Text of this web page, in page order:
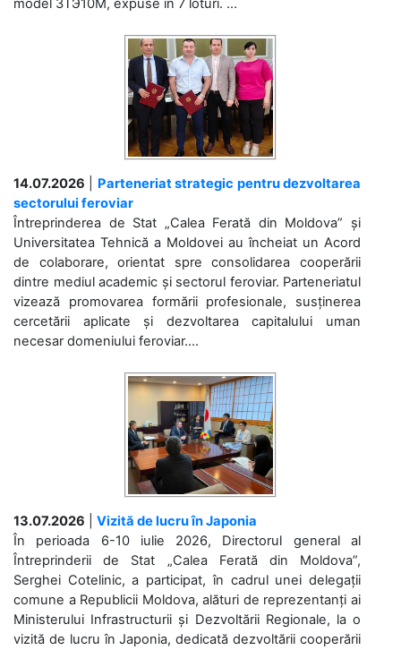
model 3ТЭ10М, expuse în 7 loturi. ...
14.07.2026
Parteneriat strategic pentru dezvoltarea
sectorului feroviar
Întreprinderea de Stat „Calea Ferată din Moldova” și
Universitatea Tehnică a Moldovei au încheiat un Acord
de colaborare, orientat spre consolidarea cooperării
dintre mediul academic și sectorul feroviar. Parteneriatul
vizează promovarea formării profesionale, susținerea
cercetării aplicate și dezvoltarea capitalului uman
necesar domeniului feroviar....
13.07.2026
Vizită de lucru în Japonia
În perioada 6-10 iulie 2026, Directorul general al
Întreprinderii de Stat „Calea Ferată din Moldova”,
Serghei Cotelinic, a participat, în cadrul unei delegații
comune a Republicii Moldova, alături de reprezentanți ai
Ministerului Infrastructurii și Dezvoltării Regionale, la o
vizită de lucru în Japonia, dedicată dezvoltării cooperării